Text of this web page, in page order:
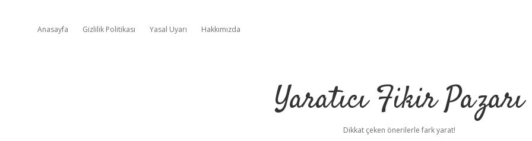
Anasayfa Gizlilik Politikası Yasal Uyarı Hakkımızda
Yaratıcı Fikir Pazarı
Dikkat çeken önerilerle fark yarat!